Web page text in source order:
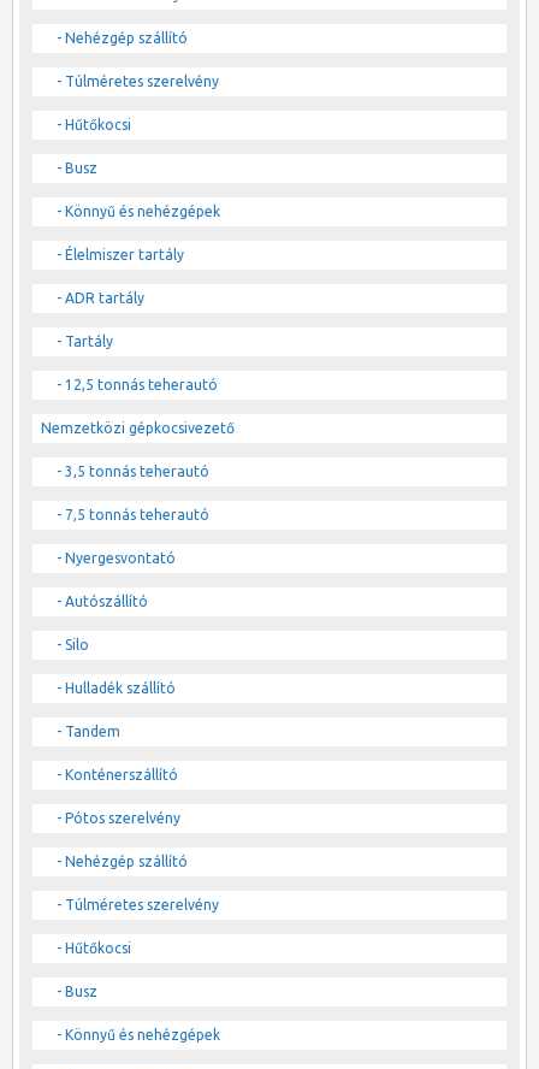
- Nehézgép szállító
- Túlméretes szerelvény
- Hűtőkocsi
- Busz
- Könnyű és nehézgépek
- Élelmiszer tartály
- ADR tartály
- Tartály
- 12,5 tonnás teherautó
Nemzetközi gépkocsivezető
- 3,5 tonnás teherautó
- 7,5 tonnás teherautó
- Nyergesvontató
- Autószállító
- Silo
- Hulladék szállító
- Tandem
- Konténerszállító
- Pótos szerelvény
- Nehézgép szállító
- Túlméretes szerelvény
- Hűtőkocsi
- Busz
- Könnyű és nehézgépek